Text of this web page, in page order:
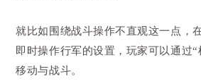
就比如围绕战斗操作不直观这一点，
即时操作行军的设置，玩家可以通过“
移动与战斗。